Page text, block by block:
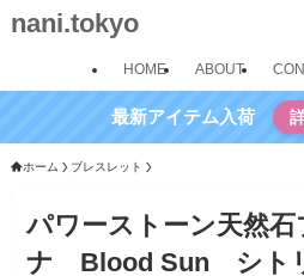
nani.tokyo
HOME ABOUT
最新アイテム入荷
ホーム ブレスレット
パワーストーン天然
ナ Blood Sun シト